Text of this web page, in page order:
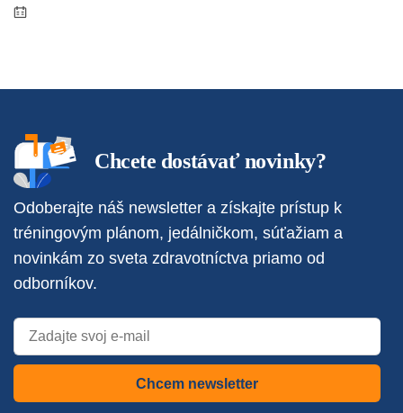
Chcete dostávať novinky?
Odoberajte náš newsletter a získajte prístup k
tréningovým plánom, jedálničkom, súťažiam a
novinkám zo sveta zdravotníctva priamo od
odborníkov.
Chcem newsletter